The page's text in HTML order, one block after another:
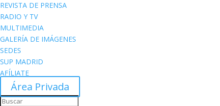
REVISTA DE PRENSA
RADIO Y TV
MULTIMEDIA
GALERÍA DE IMÁGENES
SEDES
SUP MADRID
AFÍLIATE
Área Privada